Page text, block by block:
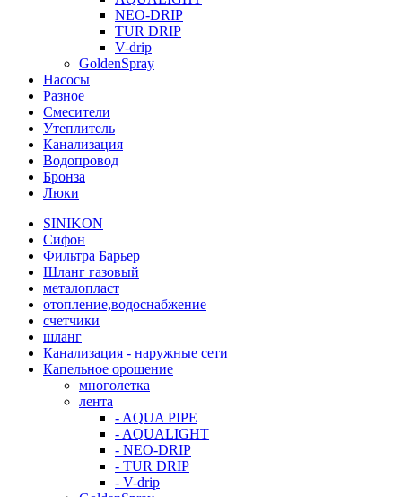
NEO-DRIP
TUR DRIP
V-drip
GoldenSpray
Насосы
Разное
Смесители
Утеплитель
Канализация
Водопровод
Бронза
Люки
SINIKON
Сифон
Фильтра Барьер
Шланг газовый
металопласт
отопление,водоснабжение
счетчики
шланг
Канализация - наружные сети
Капельное орошение
многолетка
лента
- AQUA PIPE
- AQUALIGHT
- NEO-DRIP
- TUR DRIP
- V-drip